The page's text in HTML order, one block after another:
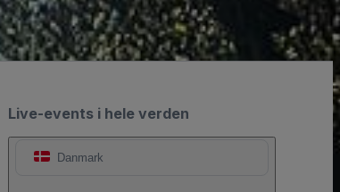
Live-events i hele verden
Danmark